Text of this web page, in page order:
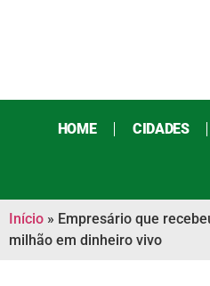
HOME CIDADES
Início » Empresário que
milhão em dinheiro vivo